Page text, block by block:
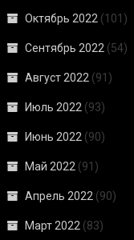
Октябрь 2022 (101)
Сентябрь 2022 (54)
Август 2022 (91)
Июль 2022 (93)
Июнь 2022 (90)
Май 2022 (91)
Апрель 2022 (90)
Март 2022 (83)